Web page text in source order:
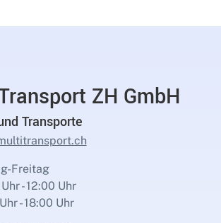
ZH GmbH
Transporte
Freitag
- 12:00 Uhr
- 18:00 Uhr